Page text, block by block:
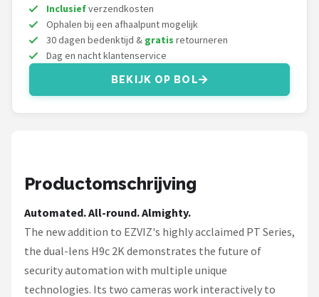
ieGeek
Alle merken →
Inclusiefverzendkosten
Ophalen bij een afhaalpunt mogelijk
30 dagen bedenktijd & gratis retourneren
Dag en nacht klantenservice
BEKIJK OP BOL
Productomschrijving
Automated. All-round. Almighty.
The new addition to EZVIZ's highly acclaimed PT Series,
the dual-lens H9c 2K demonstrates the future of
security automation with multiple unique
technologies. Its two cameras work interactively to